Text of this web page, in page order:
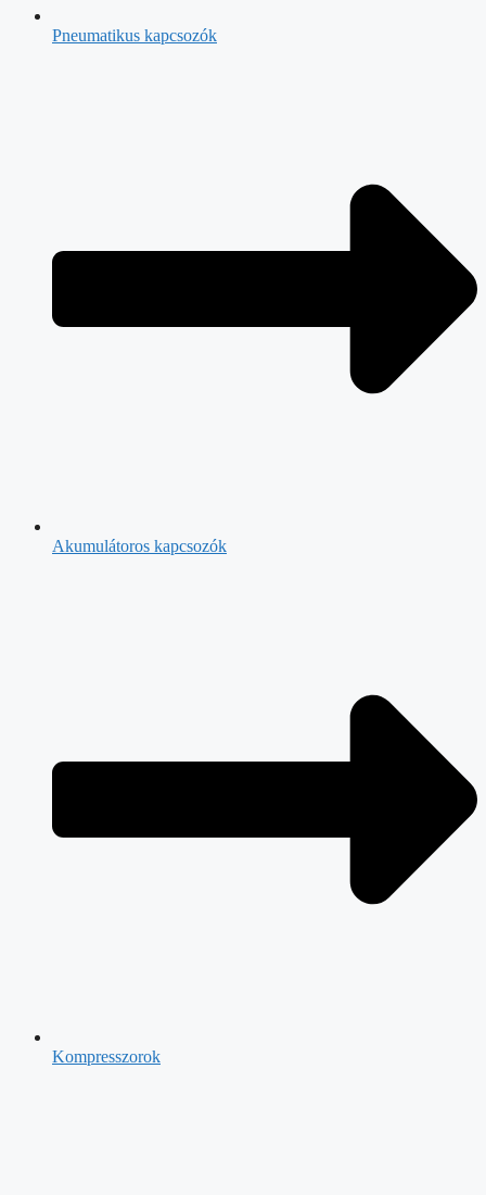
Pneumatikus kapcsozók
Akumulátoros kapcsozók
Kompresszorok